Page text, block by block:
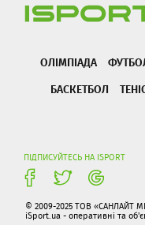
ОЛІМПІАДА
БАСКЕТБОЛ
ПІДПИСУЙТЕСЬ НА ISPORT
© 2009-2025 ТОВ «САНЛАЙТ
iSport.ua - оперативні та